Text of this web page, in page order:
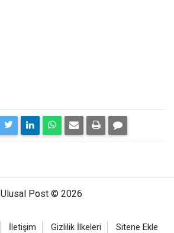
Ulusal Post © 2026
İletişim Gizlilik İlkeleri Sitene Ekle